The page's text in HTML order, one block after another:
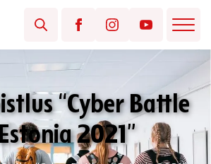
“Cyber Battle
2021”